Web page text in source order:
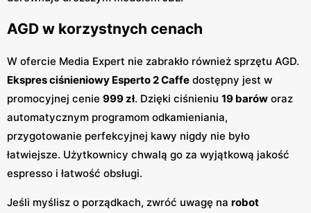
AGD w korzystnych cenach
W ofercie Media Expert nie zabrakło również sprzętu AGD.
Ekspres ciśnieniowy Esperto 2 Caffe dostępny jest w
promocyjnej cenie 999 zł. Dzięki ciśnieniu 19 barów oraz
automatycznym programom odkamieniania,
przygotowanie perfekcyjnej kawy nigdy nie było
łatwiejsze. Użytkownicy chwalą go za wyjątkową jakość
espresso i łatwość obsługi.
Jeśli myślisz o porządkach, zwróć uwagę na robot